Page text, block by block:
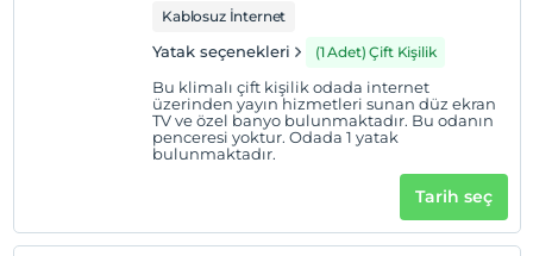
Otel koşulları
En erken saat 11:00 ve sonrası
Kablosuz İnternet
Yatak seçenekleri (1 Adet) Çift Kişilik
Bu klimalı çift kişilik odada internet
üzerinden yayın hizmetleri sunan düz ekran
TV ve özel banyo bulunmaktadır. Bu odanın
penceresi yoktur. Odada 1 yatak
bulunmaktadır.
Tarih seç